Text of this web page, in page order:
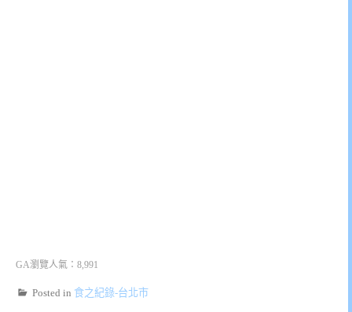
GA瀏覽人氣：8,991
Posted in 食之紀錄-台北市